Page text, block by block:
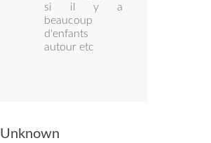
si il y a
beaucoup
d'enfants
autour etc
Unknown